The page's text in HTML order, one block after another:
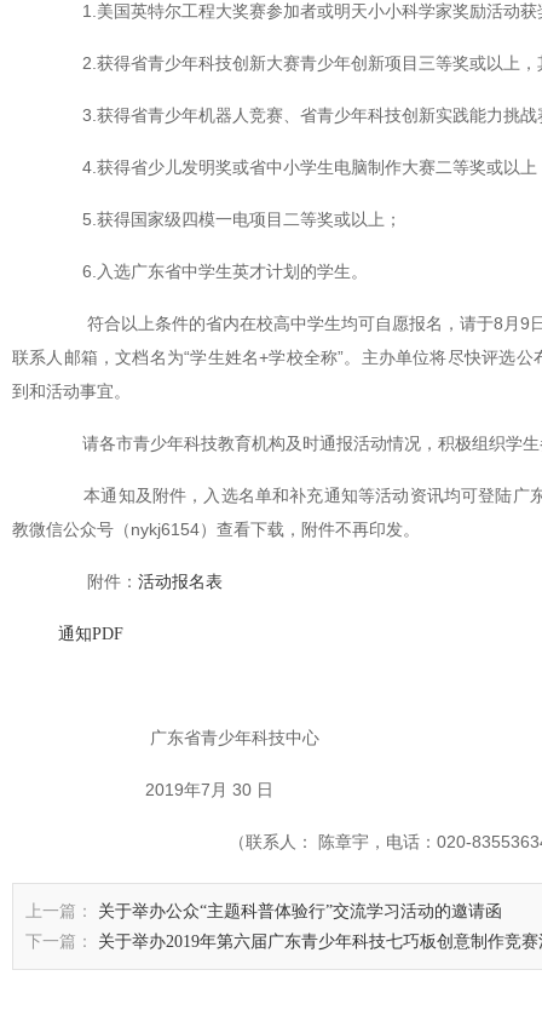
1.美国英特尔工程大奖赛参加者或明天小小科学家奖励活动获
2.获得省青少年科技创新大赛青少年创新项目三等奖或以上，
3.获得省青少年机器人竞赛、省青少年科技创新实践能力挑战
4.获得省少儿发明奖或省中小学生电脑制作大赛二等奖或以上
5.获得国家级四模一电项目二等奖或以上；
6.入选广东省中学生英才计划的学生。
符合以上条件的省内在校高中学生均可自愿报名，请于8月9
联系人邮箱，文档名为“学生姓名+学校全称”。主办单位将尽快评选
到和活动事宜。
请各市青少年科技教育机构及时通报活动情况，积极组织学生
本通知及附件，入选名单和补充通知等活动资讯均可登陆广
教微信公众号（nykj6154）查看下载，附件不再印发。
附件： 活动报名表
通知PDF
广东省青少年科技中心
2019年7月 30 日
（联系人： 陈章宇，电话：020-
上一篇：
关于举办公众“主题科普体验行”交流学习活动的邀请函
下一篇：
关于举办2019年第六届广东青少年科技七巧板创意制作竞